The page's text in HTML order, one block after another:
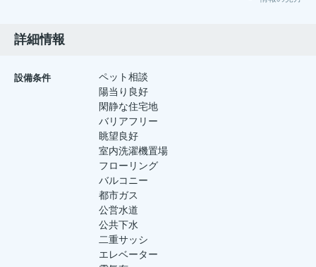
詳細情報
設備条件
ペット相談
陽当り良好
閑静な住宅地
バリアフリー
眺望良好
室内洗濯機置場
フローリング
バルコニー
都市ガス
公営水道
公共下水
二重サッシ
エレベーター